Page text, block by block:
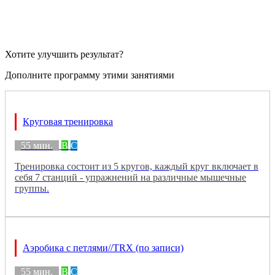
Хотите улучшить результат?
Дополните программу этими занятиями
Круговая тренировка
55 мин. B C
Тренировка состоит из 5 кругов, каждый круг включает в
себя 7 станций - упражнений на различные мышечные
группы.
Аэробика с петлями//TRX (по записи)
55 мин. B C